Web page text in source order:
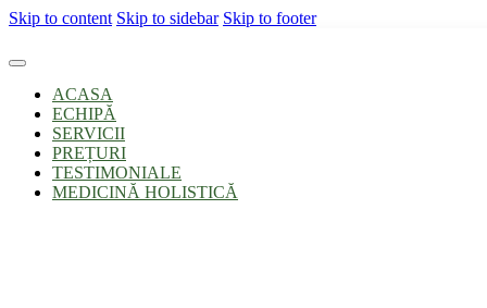
Skip to content Skip to sidebar Skip to footer
ACASA
ECHIPĂ
SERVICII
PREȚURI
TESTIMONIALE
MEDICINĂ HOLISTICĂ